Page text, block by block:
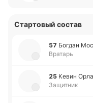
Стартовый состав
57 Богдан
Вратарь
25 Кевин
Защитник